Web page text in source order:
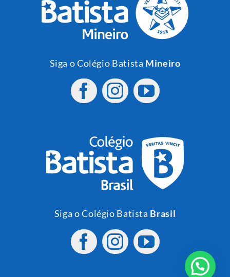
Siga o Colégio Batista Mineiro
Siga o Colégio Batista Brasil